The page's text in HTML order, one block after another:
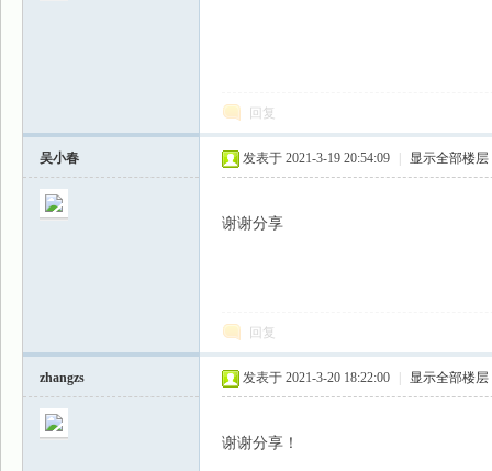
回复
吴小春 发表于 2021-3-19 20:54:09 显示全部楼层
谢谢分享
回复
zhangzs 发表于 2021-3-20 18:22:00 显示全部楼层
谢谢分享！